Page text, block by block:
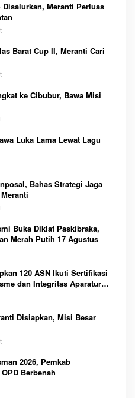
Disalurkan, Meranti Perluas
Barat Cup II, Meranti Cari
ke Cibubur, Bawa Misi
Luka Lama Lewat Lagu
Bahas Strategi Jaga
Buka Diklat Paskibraka,
Merah Putih 17 Agustus
120 ASN Ikuti Sertifikasi
dan Integritas Aparatur
Disiapkan, Misi Besar
2026, Pemkab
Berbenah